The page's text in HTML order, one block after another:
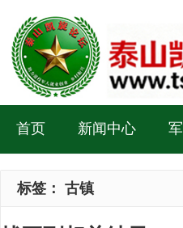
首页 新闻中心
标签： 古镇